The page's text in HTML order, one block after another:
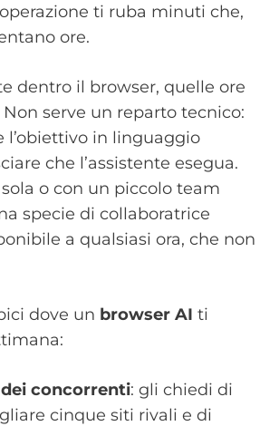
ti ruba minuti che,
ore.
dentro il browser, quelle ore
serve un reparto tecnico:
l’obiettivo in linguaggio
che l’assistente esegua.
o con un piccolo team
specie di collaboratrice
a qualsiasi ora, che non
dove un browser AI ti
concorrenti: gli chiedi di
cinque siti rivali e di